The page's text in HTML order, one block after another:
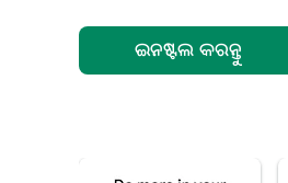
ଇନଷ୍ଟଲ କରନ୍ତୁ